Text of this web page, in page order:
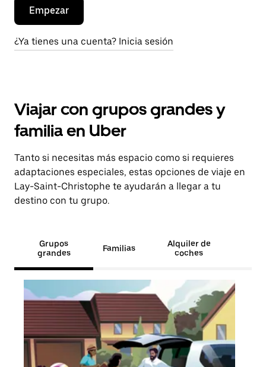
Empezar
¿Ya tienes una cuenta? Inicia sesión
Viajar con grupos grandes y
familia en Uber
Tanto si necesitas más espacio como si requieres
adaptaciones especiales, estas opciones de viaje en
Lay-Saint-Christophe te ayudarán a llegar a tu
destino con tu grupo.
Grupos
grandes
Familias
Alquiler de
coches